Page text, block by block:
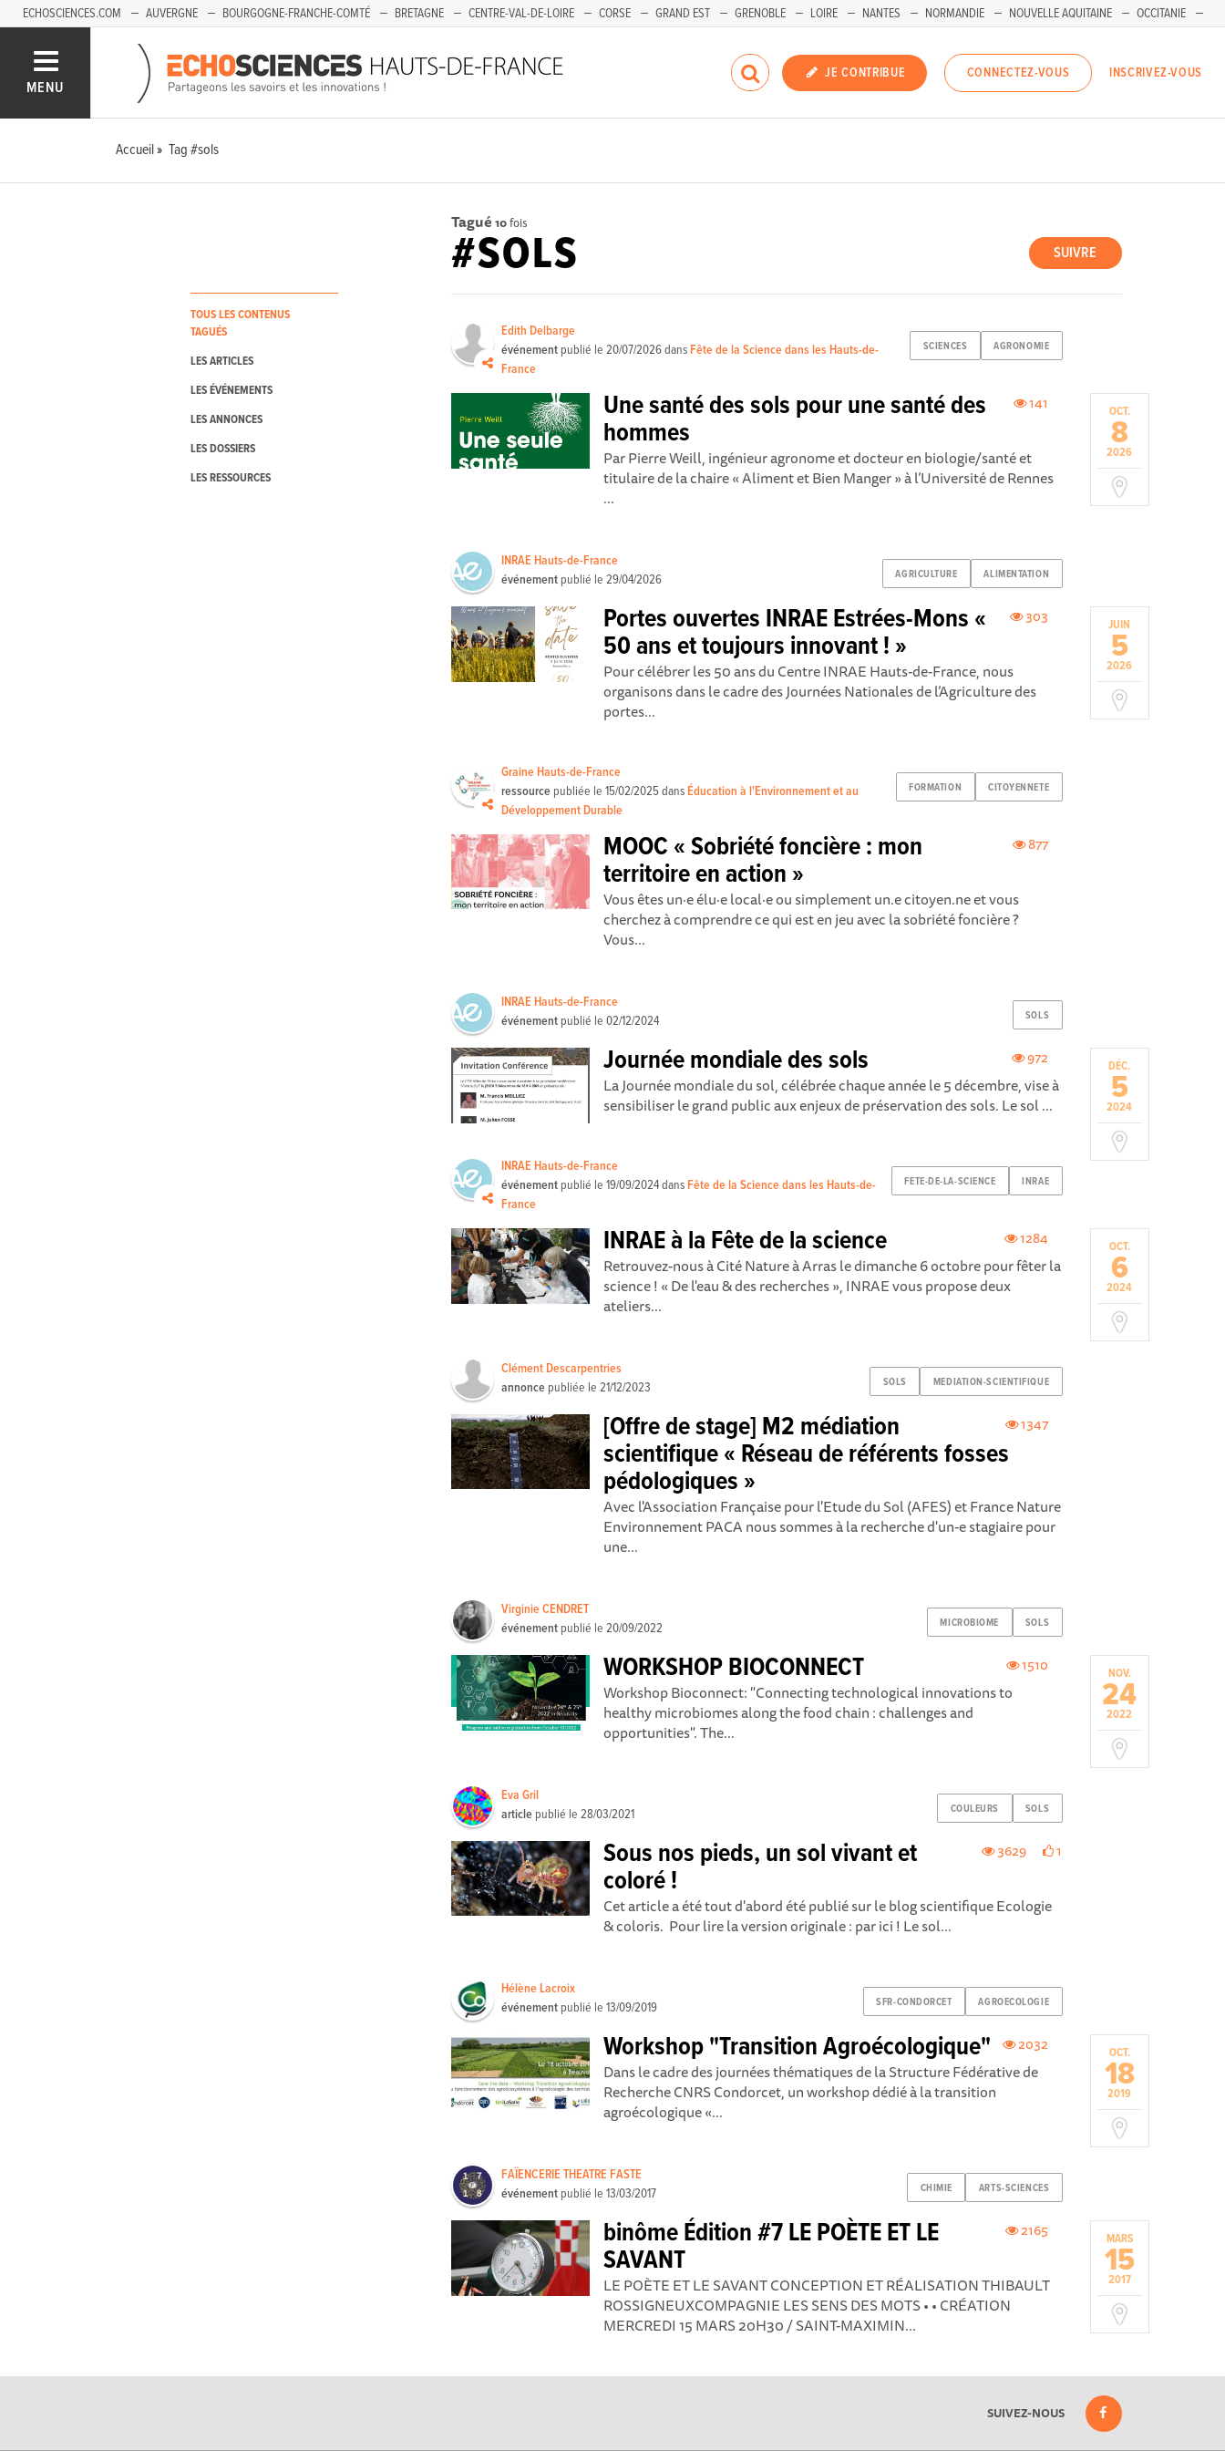
ECHOSCIENCES.COM AUVERGNE BOURGOGNE-FRANCHE-COMTÉ BRETAGNE CENTRE-VAL-DE-LOIRE CORSE GRAND EST GRENOBLE LOIRE NANTES NORMANDIE NOUVELLE AQUITAINE
OCCITANIE
SAVOIE MONT-BLANC
MENU
JE CONTRIBUE CONNECTEZ-VOUS INSCRIVEZ-VOUS
Accueil Tag #sols
TOUS LES CONTENUS
TAGUÉS
LES ARTICLES
LES ÉVÉNEMENTS
LES ANNONCES
LES DOSSIERS
LES RESSOURCES
Tagué 10fois
SUIVRE
#SOLS
SCIENCES AGRONOMIE
Edith Delbarge
événement publié le20/07/2026dans Fête de la Science dans les Hauts-de-
France
OCT.
8
2026
141
Une santé des sols pour une santé des
hommes
Par Pierre Weill, ingénieur agronome et docteur en biologie/santé et
titulaire de la chaire « Aliment et Bien Manger » à l’Université de Rennes
...
AGRICULTURE ALIMENTATION
INRAE Hauts-de-France
événement publié le29/04/2026
JUIN
5
2026
303
Portes ouvertes INRAE Estrées-Mons «
50 ans et toujours innovant ! »
Pour célébrer les 50 ans du Centre INRAE Hauts-de-France, nous
organisons dans le cadre des Journées Nationales de l’Agriculture des
portes...
FORMATION CITOYENNETE
Graine Hauts-de-France
ressource publiée le15/02/2025dans Éducation à l'Environnement et au
Développement Durable
877
MOOC « Sobriété foncière : mon
territoire en action »
Vous êtes un·e élu·e local·e ou simplement un.e citoyen.ne et vous
cherchez à comprendre ce qui est en jeu avec la sobriété foncière ?
Vous...
SOLS
INRAE Hauts-de-France
événement publié le02/12/2024
DÉC.
5
2024
972
Journée mondiale des sols
La Journée mondiale du sol, célébrée chaque année le 5 décembre, vise à
sensibiliser le grand public aux enjeux de préservation des sols. Le sol ...
FETE-DE-LA-SCIENCE INRAE
INRAE Hauts-de-France
événement publié le19/09/2024dans Fête de la Science dans les Hauts-de-
France
OCT.
6
2024
1284
INRAE à la Fête de la science
Retrouvez-nous à Cité Nature à Arras le dimanche 6 octobre pour fêter la
science ! « De l'eau & des recherches », INRAE vous propose deux
ateliers...
SOLS MEDIATION-SCIENTIFIQUE
Clément Descarpentries
annonce publiée le21/12/2023
1347
[Offre de stage] M2 médiation
scientifique « Réseau de référents fosses
pédologiques »
Avec l'Association Française pour l'Etude du Sol (AFES) et France Nature
Environnement PACA nous sommes à la recherche d'un-e stagiaire pour
une...
MICROBIOME SOLS
Virginie CENDRET
événement publié le20/09/2022
NOV.
24
2022
1510
WORKSHOP BIOCONNECT
Workshop Bioconnect: "Connecting technological innovations to
healthy microbiomes along the food chain : challenges and
opportunities". The...
COULEURS SOLS
Eva Gril
article publié le28/03/2021
3629 1
Sous nos pieds, un sol vivant et
coloré !
Cet article a été tout d'abord été publié sur le blog scientifique Ecologie
& coloris. Pour lire la version originale : par ici ! Le sol...
SFR-CONDORCET AGROECOLOGIE
Hélène Lacroix
événement publié le13/09/2019
OCT.
18
2019
2032
Workshop "Transition Agroécologique"
Dans le cadre des journées thématiques de la Structure Fédérative de
Recherche CNRS Condorcet, un workshop dédié à la transition
agroécologique «...
CHIMIE ARTS-SCIENCES
FAÏENCERIE THEATRE FASTE
événement publié le13/03/2017
MARS
15
2017
2165
binôme Édition #7 LE POÈTE ET LE
SAVANT
LE POÈTE ET LE SAVANT CONCEPTION ET RÉALISATION THIBAULT
ROSSIGNEUXCOMPAGNIE LES SENS DES MOTS • • CRÉATION
MERCREDI 15 MARS 20H30 / SAINT-MAXIMIN...
SUIVEZ-NOUS